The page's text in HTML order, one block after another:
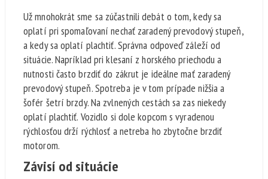
Už mnohokrát sme sa zúčastnili debát o tom, kedy sa
oplatí pri spomaľovaní nechať zaradený prevodový stupeň,
a kedy sa oplatí plachtiť. Správna odpoveď záleží od
situácie. Napríklad pri klesaní z horského priechodu a
nutnosti často brzdiť do zákrut je ideálne mať zaradený
prevodový stupeň. Spotreba je v tom prípade nižšia a
šofér šetrí brzdy. Na zvlnených cestách sa zas niekedy
oplatí plachtiť. Vozidlo si dole kopcom s vyradenou
rýchlosťou drží rýchlosť a netreba ho zbytočne brzdiť
motorom.
Závisí od situácie